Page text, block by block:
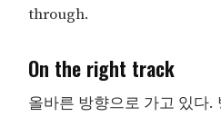
through.
On the right track
올바른 방향으로 가고 있다.